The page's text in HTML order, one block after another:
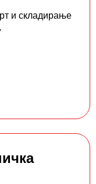
и складирање